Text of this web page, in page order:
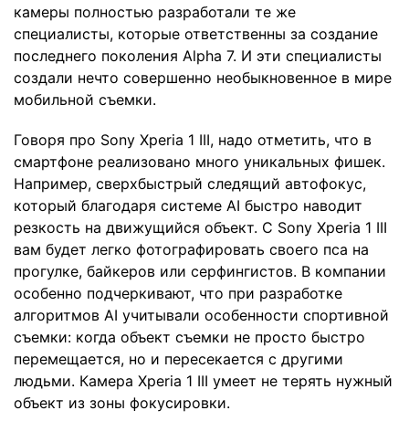
камеры полностью разработали те же
специалисты, которые ответственны за создание
последнего поколения Alpha 7. И эти специалисты
создали нечто совершенно необыкновенное в мире
мобильной съемки.
Говоря про Sony Xperia 1 III, надо отметить, что в
смартфоне реализовано много уникальных фишек.
Например, сверхбыстрый следящий автофокус,
который благодаря системе AI быстро наводит
резкость на движущийся объект. С Sony Xperia 1 III
вам будет легко фотографировать своего пса на
прогулке, байкеров или серфингистов. В компании
особенно подчеркивают, что при разработке
алгоритмов AI учитывали особенности спортивной
съемки: когда объект съемки не просто быстро
перемещается, но и пересекается с другими
людьми. Камера Xperia 1 III умеет не терять нужный
объект из зоны фокусировки.